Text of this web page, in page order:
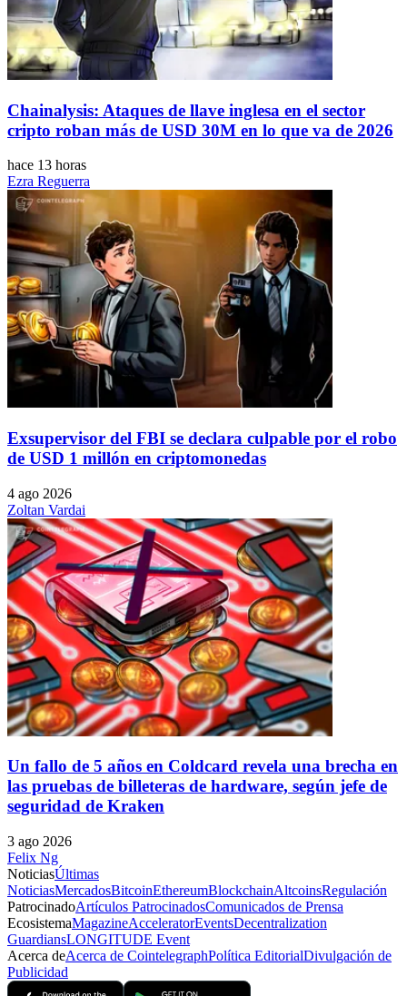
Chainalysis: Ataques de llave inglesa en el sector
cripto roban más de USD 30M en lo que va de 2026
hace 13 horas
Ezra Reguerra
Exsupervisor del FBI se declara culpable por el robo
de USD 1 millón en criptomonedas
4 ago 2026
Zoltan Vardai
Un fallo de 5 años en Coldcard revela una brecha en
las pruebas de billeteras de hardware, según jefe de
seguridad de Kraken
3 ago 2026
Felix Ng
NoticiasÚltimas
NoticiasMercadosBitcoinEthereumBlockchainAltcoinsRegulación
PatrocinadoArtículos PatrocinadosComunicados de Prensa
EcosistemaMagazineAcceleratorEventsDecentralization
GuardiansLONGITUDE Event
Acerca deAcerca de CointelegraphPolítica EditorialDivulgación de
Publicidad